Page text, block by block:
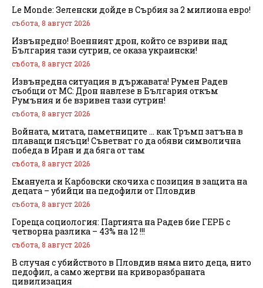
Le Monde: Зеленски дойде в Сърбия за 2 милиона евро!
събота, 8 август 2026
Извънредно! Военният дрон, който се взриви над
България тази сутрин, се оказа украински!
събота, 8 август 2026
Извънредна ситуация в държавата! Румен Радев
съобщи от МС: Дрон навлезе в България откъм
Румъния и бе взривен тази сутрин!
събота, 8 август 2026
Войната, митата, паметниците … как Тръмп затъна в
плаващи пясъци! Съветват го да обяви символична
победа в Иран и да бяга от там
събота, 8 август 2026
Емануела и Карбовски скочиха с позиция в защита на
децата – убийци на педофили от Пловдив
събота, 8 август 2026
Гореща социология: Партията на Радев бие ГЕРБ с
четворна разлика – 43% на 12 !!!
събота, 8 август 2026
В случая с убийството в Пловдив няма нито деца, нито
педофил, а само жертви на криворазбраната
цивилизация